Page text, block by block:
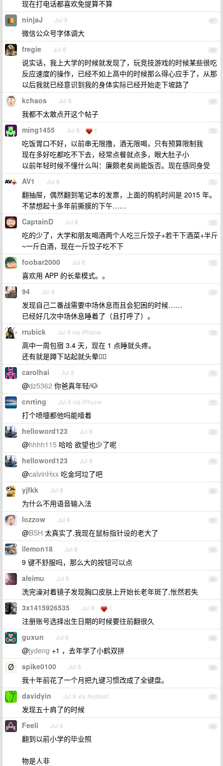
现在打电话都喜欢免提算不算
67
ninjaJ Jul 8
微信公众号字体调大
68
fregie Jul 8
说实话，我上大学的时候就发现了，玩竞技游戏的时候某些很吃
反应速度的操作，已经不如上高中的时候那么得心应手了，从那
以后我就已经意识到我的身体实际已经开始走下坡路了
69
kchaos Jul 8
我都不太敢点开这个帖子
70
ming1455 Jul 8 1
吃饭胃口不好，以前串无限撸，酒无限喝，只有预算限制我
现在多好吃都吃不下去，经常点餐就点多，眼大肚子小
以前年轻时候不懂什么叫：廉颇老矣尚能饭否。现在感同身受
71
AV1 Jul 8
翻抽屉，偶然翻到笔记本的发票，上面的购机时间是 2015 年。
不禁想起十多年前撕膜的下午……
72
CaptainD Jul 8
吃的少了，大学和朋友喝酒两个人吃三斤饺子+若干下酒菜+半斤
~一斤白酒，现在一斤饺子吃不下
73
foobar2000 Jul 8
喜欢用 APP 的长辈模式。。
74
94 Jul 8
发现自己二番战需要中场休息而且会犯困的时候……
已经好几次中场休息睡着了（且打呼了）。
75
rrubick Jul 8 via iPhone
高中一周包宿 3.4 天，现在 1 点睡就头疼。
还有就是蹲下站起就头晕😵‍💫
76
carolhai Jul 8
@dz5362 你爸真年轻/🐶
77
cnrting Jul 8 via iPhone
打个喷嚏都他吗能噎着
78
helloword123 Jul 8
@hhhh115 哈哈 欲望也少了呢
79
helloword123 Jul 8
@calvinHxx 吃金坷垃了吧
80
yjfkk Jul 8
为什么不用语音输入法
81
lozzow Jul 8
@BSH 太真实了,我现在鼠标指针设的老大了
82
ilemon18 Jul 8
9 键不舒服吗，那么大的按钮可以点
83
aleimu Jul 8
洗完澡对着镜子发现胸口皮肤上开始长老年斑了,怅然若失
84
3x1415926535 Jul 8 1
注册账号选择出生日期的时候要往前翻很久
85
guxun Jul 8
@jydeng +1 ，去年学了小鹤双拼
86
spike0100 Jul 8
我十年前花了一个月把九键习惯改成了全键盘。
87
davidyin Jul 8 via Android
发现五十肩了的时候
88
Feeli Jul 8
翻到以前小学的毕业照
物是人非